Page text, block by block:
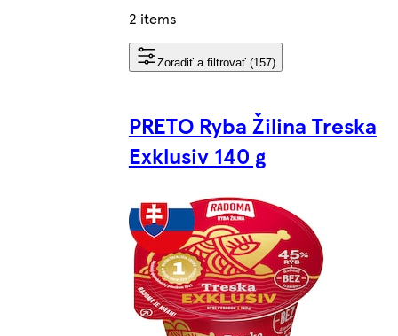
2 items
Zoradiť a filtrovať (157)
PRETO Ryba Žilina Treska
Exklusiv 140 g